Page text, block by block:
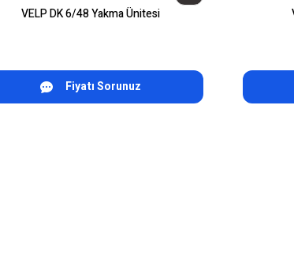
VELP DK 6/48 Yakma Ünitesi
Fiyatı Sorunuz